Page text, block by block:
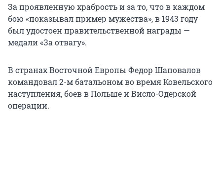
За проявленную храбрость и за то, что в каждом
бою «показывал пример мужества», в 1943 году
был удостоен правительственной награды —
медали «За отвагу».
В странах Восточной Европы Федор Шаповалов
командовал 2-м батальоном во время Ковельского
наступления, боев в Польше и Висло-Одерской
операции.